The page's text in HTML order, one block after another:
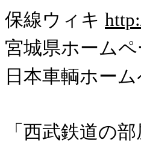
保線ウィキ
宮城県ホームペ
日本車輌ホー
「西武鉄道の部